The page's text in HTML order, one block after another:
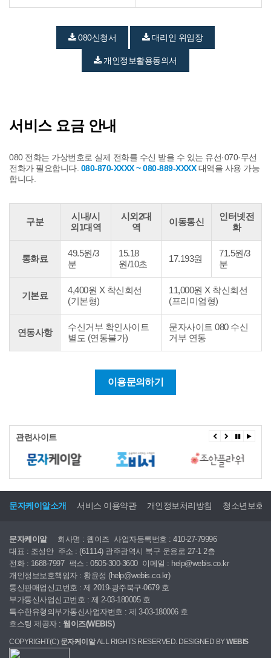
080신청서 대리인 위임장
개인정보활용동의서
서비스 요금 안내
080 전화는 가상번호로 실제 전화를 수신 받을 수 있는 유선·070·무선
전화가 필요합니다. 080-870-XXXX ~ 080-889-XXXX대역을 사용 가능
합니다.
구분
시내/시
외1대역
시외2대
역
이동통신
인터넷전
화
통화료
49.5원/3
분
15.18
원/10초
17.193원
71.5원/3
분
기본료
4,400원 X 착신회선
(기본형)
11,000원 X 착신회선
(프리미엄형)
연동사항
수신거부 확인사이트
별도 (연동불가)
문자사이트 080 수신
거부 연동
이용문의하기
관련사이트
문자케이알소개 서비스 이용약관 개인정보처리방침 청소년보호
문자케이알 회사명 : 웹이즈 사업자등록번호 : 410-27-79996
대표 : 조성안 주소 : (61114) 광주광역시 북구 운용로 27-1 2층
전화 : 1688-7997 팩스 : 0505-300-3600 이메일 : help@webis.co.kr
개인정보보호책임자 : 황윤정 (help@webis.co.kr)
통신판매업신고번호 : 제 2019-광주북구-0679 호
부가통신사업신고번호 : 제 2-03-180005 호
특수한유형의부가통신사업자번호 : 제 3-03-180006 호
호스팅 제공자 : 웹이즈(WEBIS)
COPYRIGHT(C) 문자케이알ALL RIGHTS RESERVED. DESIGNED BYWEBIS